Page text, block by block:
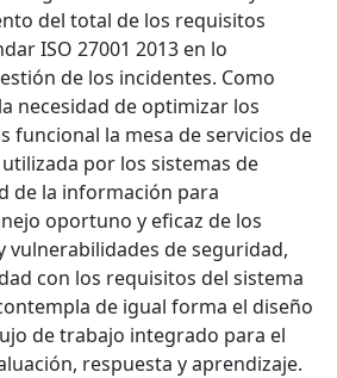
del total de los requisitos
ISO 27001 2013 en lo
de los incidentes. Como
necesidad de optimizar los
funcional la mesa de servicios de
por los sistemas de
de la información para
oportuno y eficaz de los
vulnerabilidades de seguridad,
con los requisitos del sistema
de igual forma el diseño
de trabajo integrado para el
respuesta y aprendizaje.